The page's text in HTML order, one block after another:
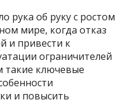
рука об руку с ростом
мире, когда отказ
и привести к
ограничителей
такие ключевые
и повысить